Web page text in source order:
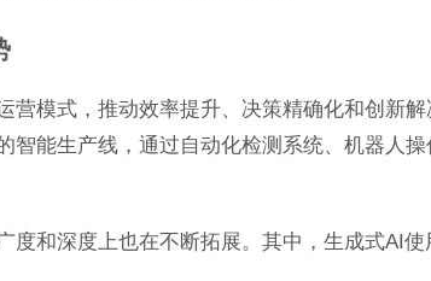
营模式，推动效率提升、决策精确化和创新
智能生产线，通过自动化检测系统、机器人
度和深度上也在不断拓展。其中，生成式AI使